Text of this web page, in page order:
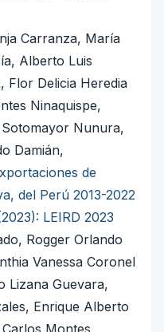
Carranza, María
Alberto Luis
Flor Delicia Heredia
Ninaquispe,
Nunura,
Damián,
de
del Perú 2013-2022
LEIRD 2023
Rogger Orlando
Vanessa Coronel
Lizana Guevara,
Enrique Alberto
Montes